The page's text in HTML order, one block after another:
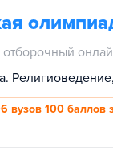
отборочный
вузов 100 баллов